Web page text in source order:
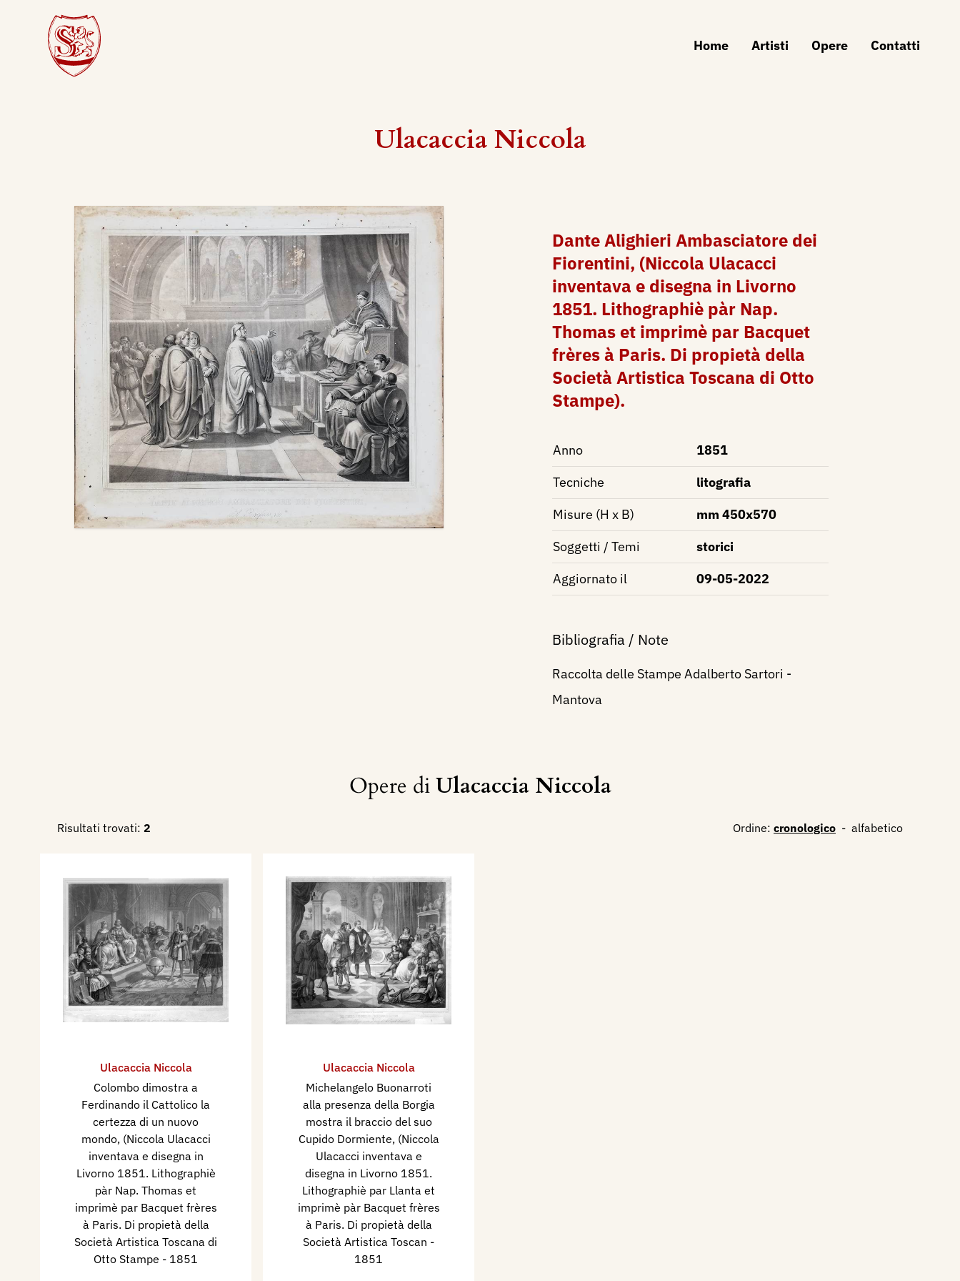
Home Artisti Opere Contatti
Ulacaccia Niccola
Dante Alighieri Ambasciatore dei
Fiorentini, (Niccola Ulacacci
inventava e disegna in Livorno
1851. Lithographiè pàr Nap.
Thomas et imprimè par Bacquet
frères à Paris. Di propietà della
Società Artistica Toscana di Otto
Stampe).
Anno
1851
Tecniche
litografia
Misure (H x B)
mm 450x570
Soggetti / Temi
storici
Aggiornato il
09-05-2022
Bibliografia / Note
Raccolta delle Stampe Adalberto Sartori -
Mantova
Opere diUlacaccia Niccola
Risultati trovati: 2 Ordine: cronologico - alfabetico
Ulacaccia Niccola
Colombo dimostra a
Ferdinando il Cattolico la
certezza di un nuovo
mondo, (Niccola Ulacacci
inventava e disegna in
Livorno 1851. Lithographiè
pàr Nap. Thomas et
imprimè par Bacquet frères
à Paris. Di propietà della
Società Artistica Toscana di
Otto Stampe - 1851
Ulacaccia Niccola
Michelangelo Buonarroti
alla presenza della Borgia
mostra il braccio del suo
Cupido Dormiente, (Niccola
Ulacacci inventava e
disegna in Livorno 1851.
Lithographiè par Llanta et
imprimè pàr Bacquet frères
à Paris. Di propietà della
Società Artistica Toscan -
1851